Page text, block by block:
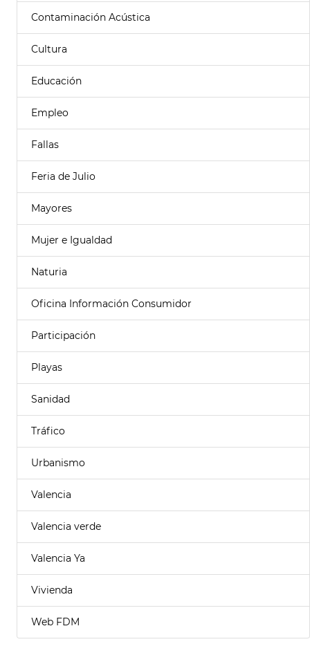
Contaminación Acústica
Cultura
Educación
Empleo
Fallas
Feria de Julio
Mayores
Mujer e Igualdad
Naturia
Oficina Información Consumidor
Participación
Playas
Sanidad
Tráfico
Urbanismo
Valencia
Valencia verde
Valencia Ya
Vivienda
Web FDM